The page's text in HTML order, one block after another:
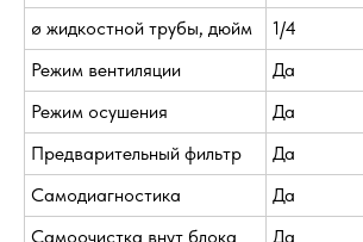
ø жидкостной трубы, дюйм
1/4
Режим вентиляции
Да
Режим осушения
Да
Предварительный фильтр
Да
Самодиагностика
Да
Самоочистка внут блока
Да